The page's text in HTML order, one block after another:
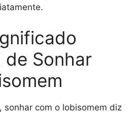
de Sonhar
sonhar com o lobisomem diz